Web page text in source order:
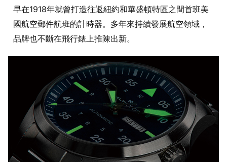
早在1918年就曾打造往返紐約和華盛頓特區之間首班美
國航空郵件航班的計時器。多年來持續發展航空領域，
品牌也不斷在飛行錶上推陳出新。